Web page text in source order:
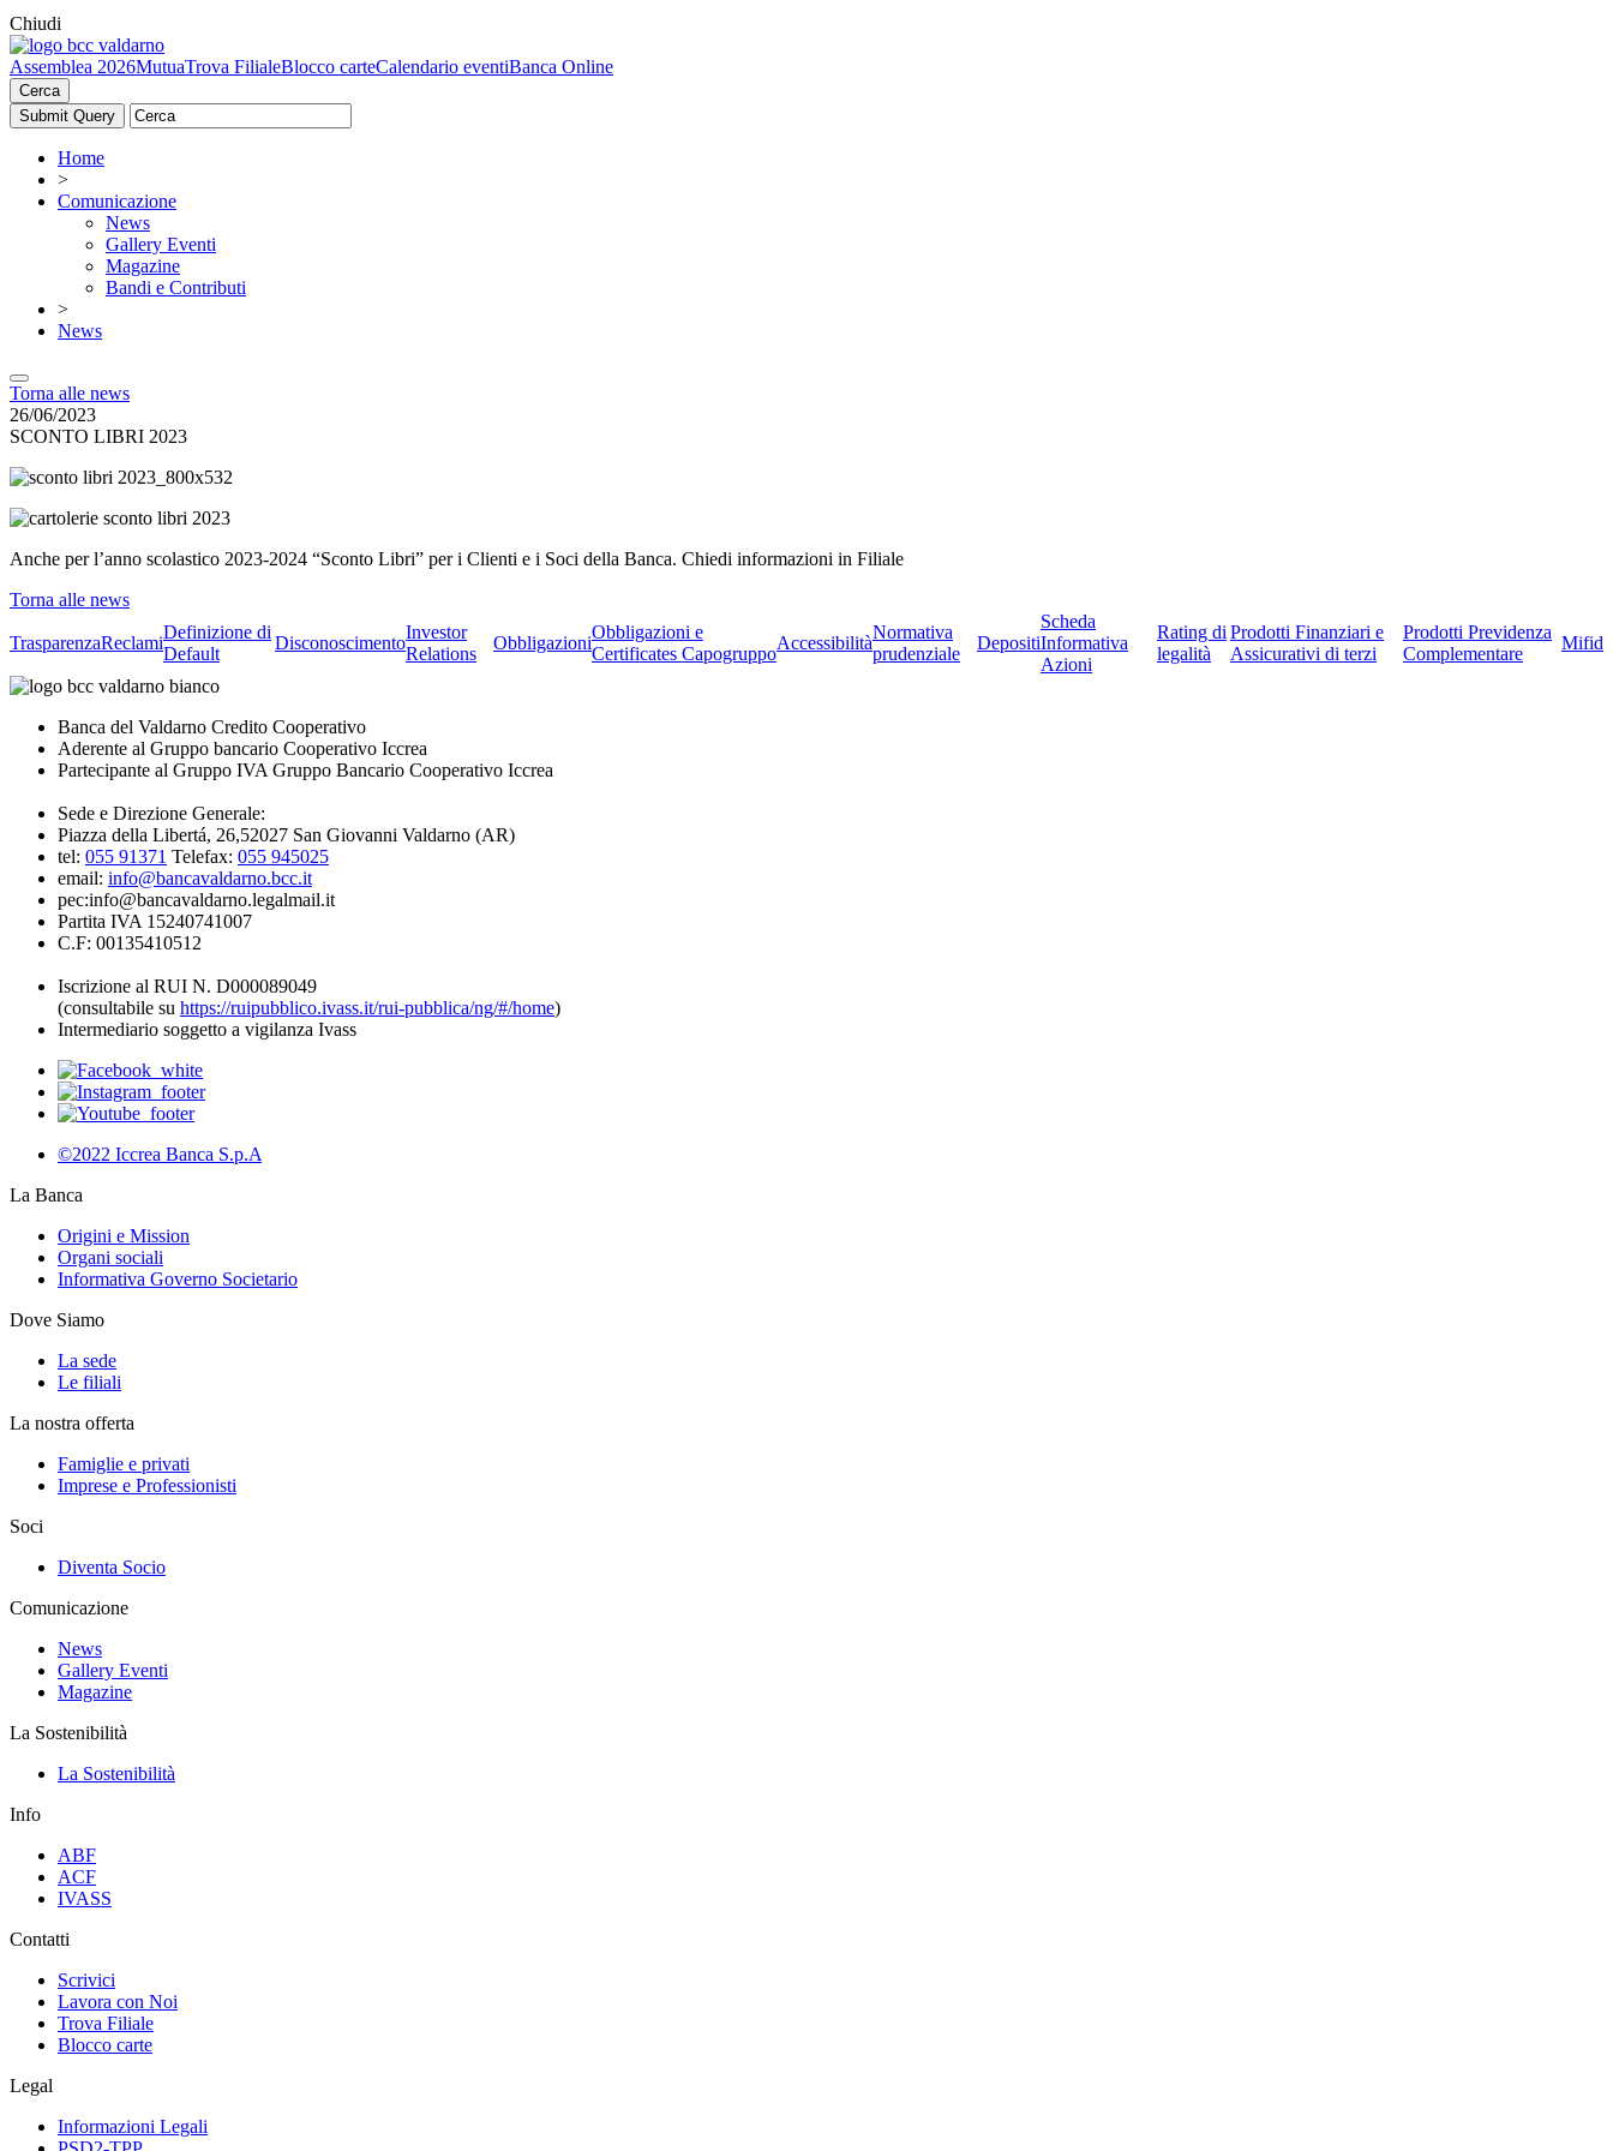
Chiudi
Assemblea 2026MutuaTrova FilialeBlocco carteCalendario eventiBanca Online
Cerca
Home
>
Comunicazione
News
Gallery Eventi
Magazine
Bandi e Contributi
>
News
Torna alle news
26/06/2023
SCONTO LIBRI 2023
Anche per l’anno scolastico 2023-2024 “Sconto Libri” per i Clienti e i Soci della Banca. Chiedi informazioni in Filiale
Torna alle news
TrasparenzaReclami
Definizione di
Default
Disconoscimento
Investor
Relations
Obbligazioni
Obbligazioni e
Certificates Capogruppo
Accessibilità
Normativa
prudenziale
Depositi
Scheda
Informativa
Azioni
Rating di
legalità
Prodotti Finanziari e
Assicurativi di terzi
Prodotti Previdenza
Complementare
Mifid
Banca del Valdarno Credito Cooperativo
Aderente al Gruppo bancario Cooperativo Iccrea
Partecipante al Gruppo IVA Gruppo Bancario Cooperativo Iccrea
Sede e Direzione Generale:
Piazza della Libertá, 26,52027 San Giovanni Valdarno (AR)
tel: 055 91371 Telefax: 055 945025
email: info@bancavaldarno.bcc.it
pec:info@bancavaldarno.legalmail.it
Partita IVA 15240741007
C.F: 00135410512
Iscrizione al RUI N. D000089049
(consultabile su https://ruipubblico.ivass.it/rui-pubblica/ng/#/home)
Intermediario soggetto a vigilanza Ivass
©2022 Iccrea Banca S.p.A
La Banca
Origini e Mission
Organi sociali
Informativa Governo Societario
Dove Siamo
La sede
Le filiali
La nostra offerta
Famiglie e privati
Imprese e Professionisti
Soci
Diventa Socio
Comunicazione
News
Gallery Eventi
Magazine
La Sostenibilità
La Sostenibilità
Info
ABF
ACF
IVASS
Contatti
Scrivici
Lavora con Noi
Trova Filiale
Blocco carte
Legal
Informazioni Legali